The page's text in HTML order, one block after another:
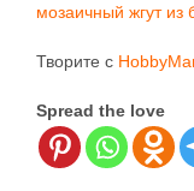
мозаичный жгут из
Творите с
Spread the love